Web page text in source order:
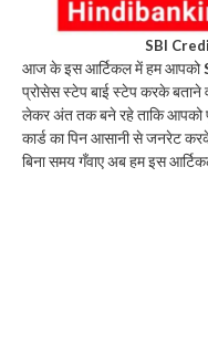
SBI
आज के इस आर्टिकल में हम आपको
प्रोसेस स्टेप बाई स्टेप करके
लेकर अंत तक बने रहे ताकि
कार्ड का पिन आसानी से जनरेट
बिना समय गँवाए अब हम इस